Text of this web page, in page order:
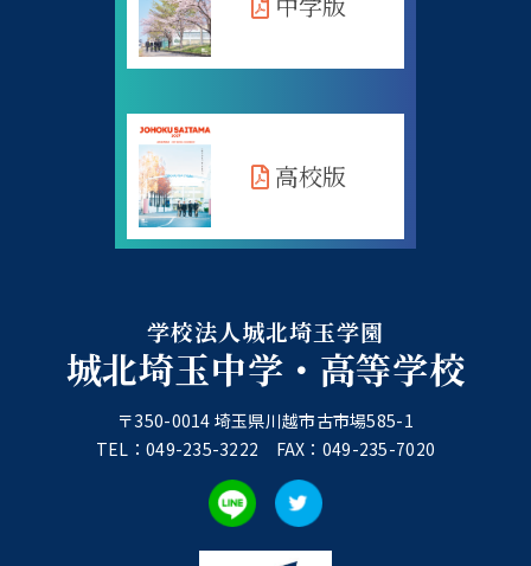
学校法人城北埼玉学園
城北埼玉中学・高等学校
〒350-0014 埼玉県川越市古市場585-1
TEL：049-235-3222 FAX：049-235-7020
高校版